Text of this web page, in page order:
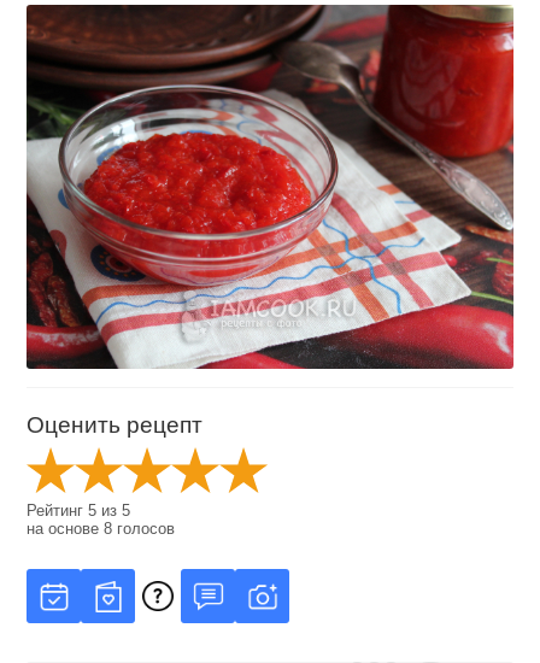
Оценить рецепт
Рейтинг5 из5
на основе8 голосов